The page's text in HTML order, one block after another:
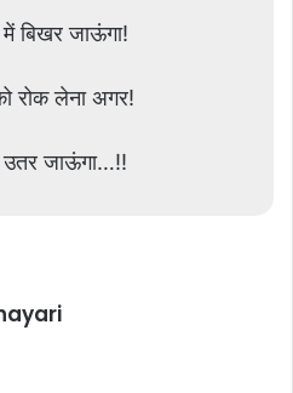
बिखर जाऊंगा!
रोक लेना अगर!
उतर जाऊंगा…!!